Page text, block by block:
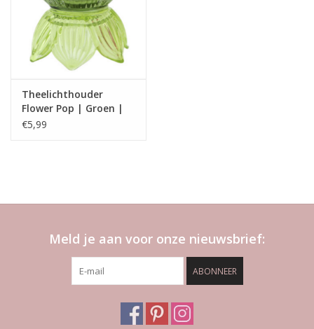
Theelichthouder
Flower Pop | Groen |
Home Society
€5,99
Meld je aan voor onze nieuwsbrief:
ABONNEER